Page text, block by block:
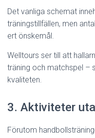
Det vanliga schemat
träningstillfällen, men
ert önskemål.
Welltours ser till att
träning och matchspel –
kvaliteten.
3. Aktiviteter
Förutom